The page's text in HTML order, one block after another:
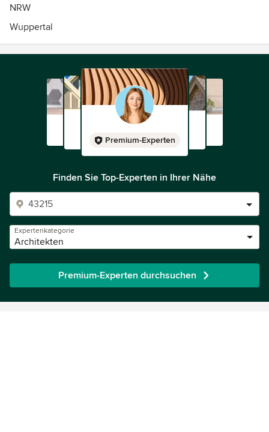
NRW
Wuppertal
Premium-Experten
Finden Sie Top-Experten in Ihrer Nähe
Expertenkategorie
Architekten
Premium-Experten durchsuchen